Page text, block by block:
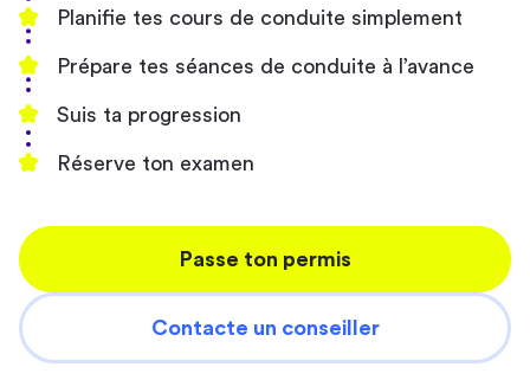
Planifie tes cours de conduite simplement
Prépare tes séances de conduite à l’avance
Suis ta progression
Réserve ton examen
Passe ton permis
Contacte un conseiller